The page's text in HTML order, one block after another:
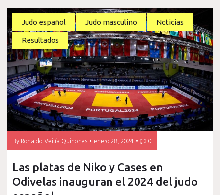
ByRonaldo Veitía Quiñones enero 28, 2024 0
Judo español Judo masculino Noticias
Resultados
Las platas de Niko y Cases en
Odivelas inauguran el 2024 del judo